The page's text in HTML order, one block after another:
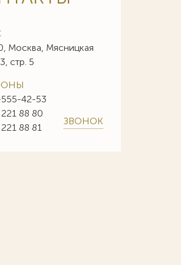
Москва, Мясницкая
стр. 5
42-53
88 80
88 81
ЗВОНОК